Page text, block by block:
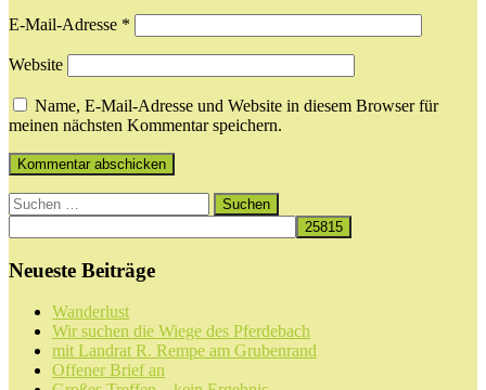
E-Mail-Adresse *
Website
Name, E-Mail-Adresse und Website in diesem Browser für
meinen nächsten Kommentar speichern.
Suchen
nach:
Neueste Beiträge
Wanderlust
Wir suchen die Wiege des Pferdebach
mit Landrat R. Rempe am Grubenrand
Offener Brief an